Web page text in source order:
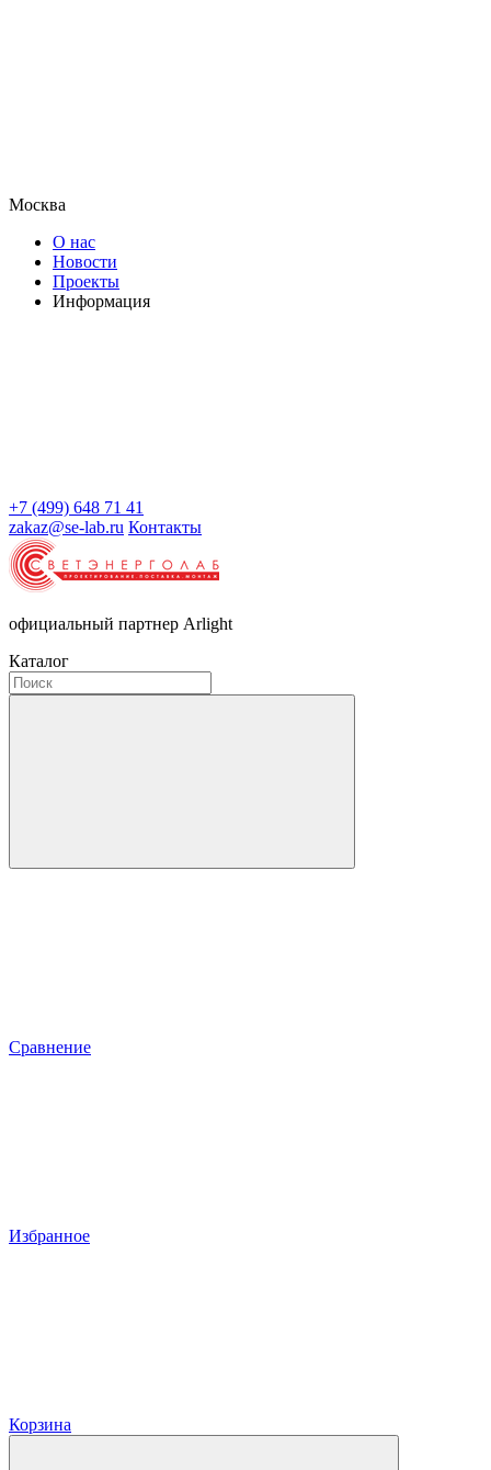
Москва
О нас
Новости
Проекты
Информация
+7 (499) 648 71 41
zakaz@se-lab.ru Контакты
официальный партнер Arlight
Каталог
Сравнение
Избранное
Корзина